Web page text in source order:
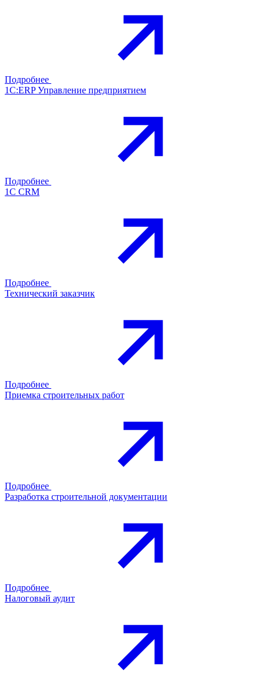
Подробнее
1С:ERP Управление предприятием
Подробнее
1С CRM
Подробнее
Технический заказчик
Подробнее
Приемка строительных работ
Подробнее
Разработка строительной документации
Подробнее
Налоговый аудит